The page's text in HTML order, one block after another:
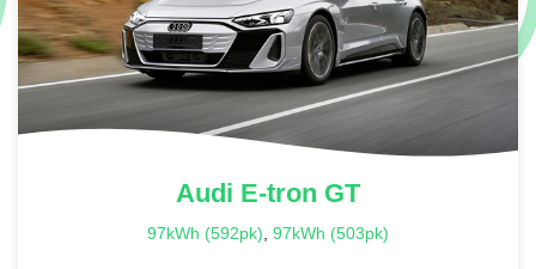
Audi E-tron GT
97kWh (592pk), 97kWh (503pk)